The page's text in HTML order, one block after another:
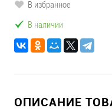
В избранное
В наличии
ОПИСАНИЕ